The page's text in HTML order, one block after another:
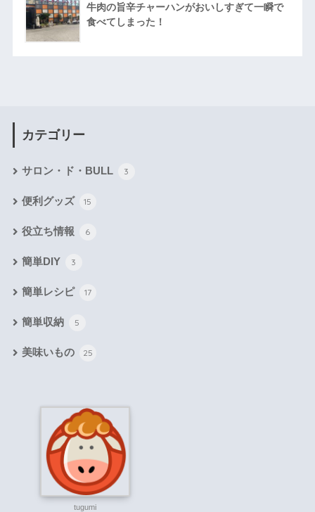
牛肉の旨辛チャーハンがおいしすぎて一瞬で
食べてしまった！
カテゴリー
サロン・ド・BULL 3
便利グッズ 15
役立ち情報 6
簡単DIY 3
簡単レシピ 17
簡単収納 5
美味いもの 25
tugumi